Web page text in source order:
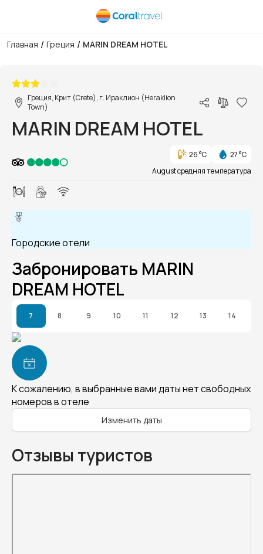
Главная / Греция / MARIN DREAM HOTEL
Греция, Крит (Crete), г. Ираклион (Heraklion
Town)
MARIN DREAM HOTEL
26 °C
27 °C
August средняя температура
Городские отели
Забронировать MARIN
DREAM HOTEL
7 8 9 10 11 12 13 14
К сожалению, в выбранные вами даты нет свободных
номеров в отеле
Изменить даты
Отзывы туристов